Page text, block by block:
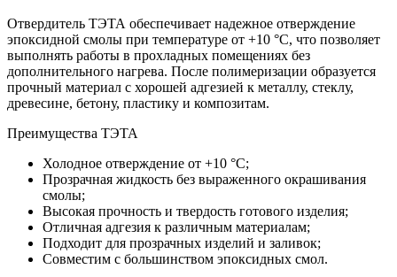
Отвердитель ТЭТА обеспечивает надежное отверждение
эпоксидной смолы при температуре от +10 °C, что позволяет
выполнять работы в прохладных помещениях без
дополнительного нагрева. После полимеризации образуется
прочный материал с хорошей адгезией к металлу, стеклу,
древесине, бетону, пластику и композитам.
Преимущества ТЭТА
Холодное отверждение от +10 °C;
Прозрачная жидкость без выраженного окрашивания
смолы;
Высокая прочность и твердость готового изделия;
Отличная адгезия к различным материалам;
Подходит для прозрачных изделий и заливок;
Совместим с большинством эпоксидных смол.